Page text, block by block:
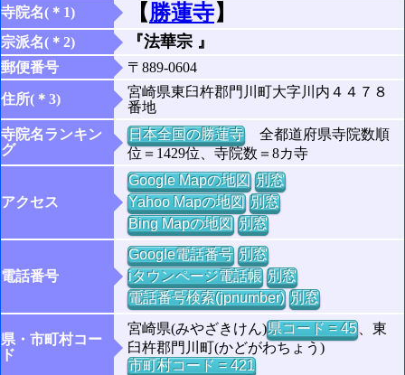
寺院名(＊1) 【勝蓮寺】
宗派名(＊2) 『法華宗 』
郵便番号 〒889-0604
住所(＊3)
宮崎県東臼杵郡門川町大字川内４４７８
番地
寺院名ランキン
グ
日本全国の勝蓮寺全都道府県寺院数順
位＝1429位、寺院数＝8カ寺
アクセス
Google Mapの地図 別窓
Yahoo Mapの地図 別窓
Bing Mapの地図 別窓
電話番号
Google電話番号 別窓
iタウンページ電話帳 別窓
電話番号検索(jpnumber) 別窓
県・市町村コー
ド
宮崎県(みやざきけん)県コード = 45、東
臼杵郡門川町(かどがわちょう)
市町村コード = 421